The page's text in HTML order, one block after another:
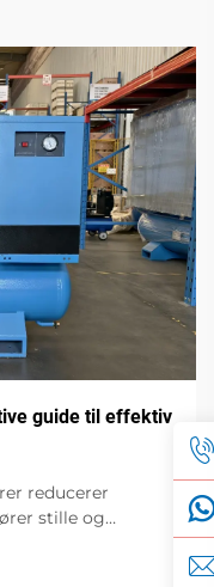
guide til effektiv
reducerer
stille og